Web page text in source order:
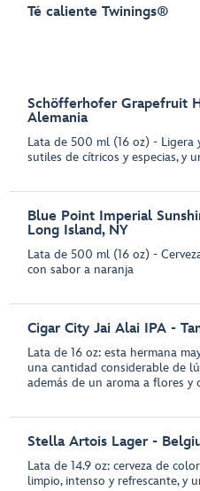
Té caliente Twinings®
Schöfferhofer Grapefruit
Alemania
Lata de 500 ml (16 oz) - Ligera
sutiles de cítricos y especias, y
Blue Point Imperial
Long Island, NY
Lata de 500 ml (16 oz) -
con sabor a naranja
Cigar City Jai Alai IPA -
Lata de 16 oz: esta hermana
una cantidad considerable de
además de un aroma a flores y
Stella Artois Lager -
Lata de 14.9 oz: cerveza de
limpio, intenso y refrescante, y